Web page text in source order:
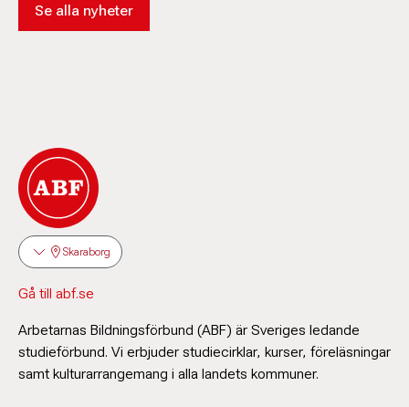
Se alla nyheter
Skaraborg
Gå till abf.se
Arbetarnas Bildningsförbund (ABF) är Sveriges ledande
studieförbund. Vi erbjuder studiecirklar, kurser, föreläsningar
samt kulturarrangemang i alla landets kommuner.